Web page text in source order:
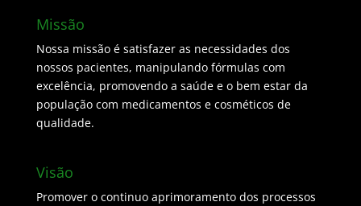
Missão
Nossa missão é satisfazer as necessidades dos
nossos pacientes, manipulando fórmulas com
excelência, promovendo a saúde e o bem estar da
população com medicamentos e cosméticos de
qualidade.
Visão
Promover o continuo aprimoramento dos processos